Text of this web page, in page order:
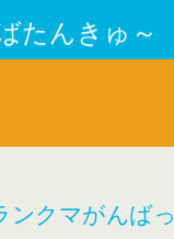
たんきゅ～
ンクマがんばっ